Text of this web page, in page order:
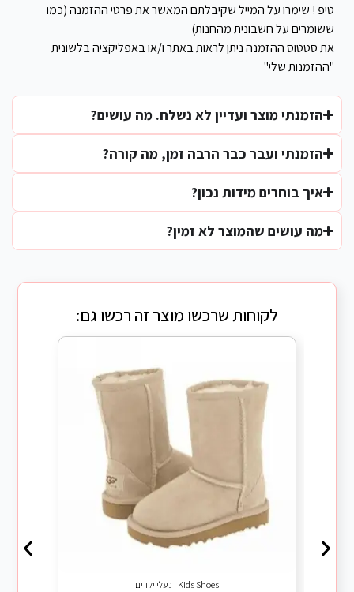
טיפ ! שימרו על המייל שקיבלתם המאשר את פרטי ההזמנה (כמו
ששומרים על חשבונית מהחנות)
את סטטוס ההזמנה ניתן לראות באתר ו/או באפליקציה בלשונית
"ההזמנות שלי"
הזמנתי מוצר ועדיין לא נשלח. מה עושים?
הזמנתי ועבר כבר הרבה זמן, מה קורה?
איך בוחרים מידות נכון?
מה עושים שהמוצר לא זמין?
לקוחות שרכשו מוצר זה רכשו גם:
Kids Shoes | נעלי ילדים